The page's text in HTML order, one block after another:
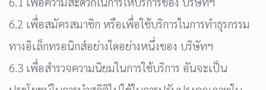
6.2 เพื่อสมัครสมาชิก หรือเพื่อใช้บริการในการทำธุรกรรม
ทางอิเล็กทรอนิกส์อย่างใดอย่างหนึ่งของ บริษัทฯ
6.3 เพื่อสำรวจความนิยมในการใช้บริการ อันจะเป็น